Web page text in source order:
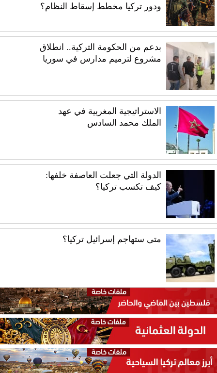
ودور تركيا مخطط إسقاط النظام؟
بدعم من الحكومة التركية.. انطلاق
مشروع لترميم مدارس في سوريا
الاستراتيجية المغربية في عهد
الملك محمد السادس
الدولة التي جعلت العاصفة خلفها:
كيف تكسب تركيا؟
متى ستهاجم إسرائيل تركيا؟